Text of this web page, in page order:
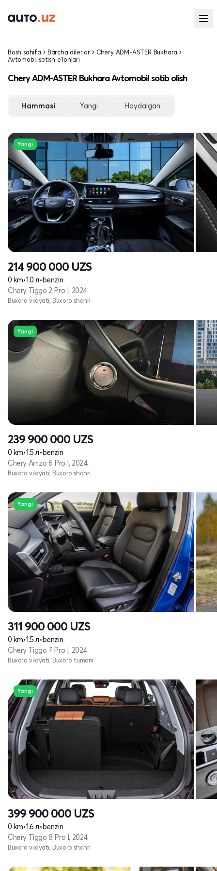
Bosh sahifa Barcha dilerlar
Chery ADM-ASTER Bukhara
Avtomobil sotish e'lonlari
Chery ADM-ASTER Bukhara Avtomobil sotib olish
Hammasi Yangi Haydalgan
Yangi
214 900 000 UZS
0 km•1.0 л•benzin
Chery Tiggo 2 Pro I, 2024
Buxoro viloyati, Buxoro shahri
Yangi
239 900 000 UZS
0 km•1.5 л•benzin
Chery Arrizo 6 Pro I, 2024
Buxoro viloyati, Buxoro shahri
Yangi
311 900 000 UZS
0 km•1.5 л•benzin
Chery Tiggo 7 Pro I, 2024
Buxoro viloyati, Buxoro tumani
Yangi
399 900 000 UZS
0 km•1.6 л•benzin
Chery Tiggo 8 Pro I, 2024
Buxoro viloyati, Buxoro shahri